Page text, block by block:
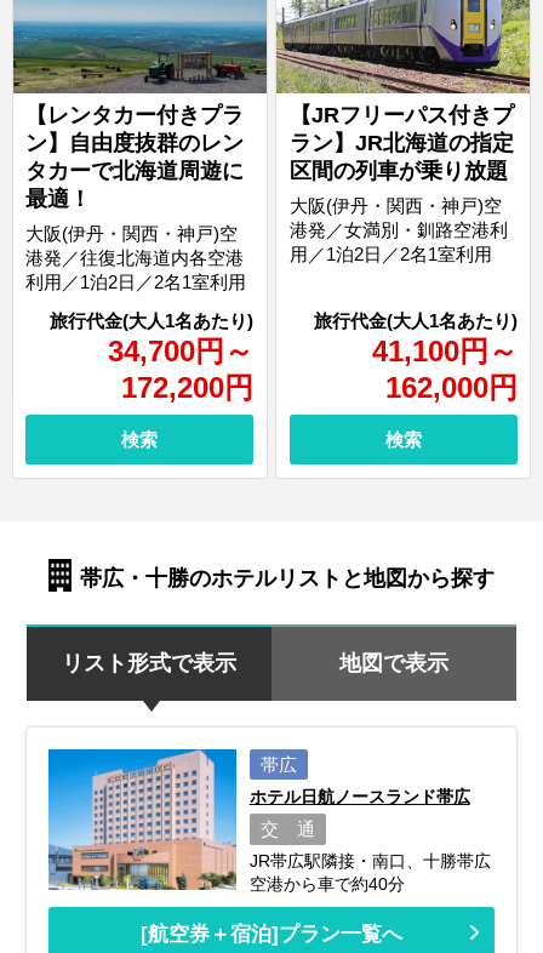
【レンタカー付きプラ
ン】自由度抜群のレン
タカーで北海道周遊に
最適！
34,700円 ～
172,200円
大阪(伊丹・関西・神戸)空
港発／往復北海道内各空港
利用／1泊2日／2名1室利用
検索
【JRフリーパス付きプ
ラン】JR北海道の指定
区間の列車が乗り放題
41,100円 ～
162,000円
大阪(伊丹・関西・神戸)空
港発／女満別・釧路空港利
用／1泊2日／2名1室利用
検索
帯広・十勝のホテルリストと地図から探す
リスト形式で表示 地図で表示
帯広
ホテル日航ノースランド帯広
交 通
JR帯広駅隣接・南口、十勝帯広
空港から車で約40分
[航空券＋宿泊]プラン一覧へ